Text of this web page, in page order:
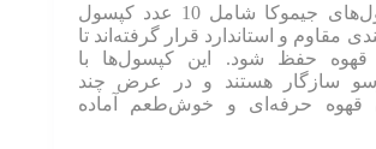
هر بسته از کپسول‌های جیموکا شامل 10 عدد کپسول
مقاوم و استاندارد قرار گرفته‌اند تا
قهوه حفظ شود. این کپسول‌ها با
سازگار هستند و در عرض چند
قهوه حرفه‌ای و خوش‌طعم آماده